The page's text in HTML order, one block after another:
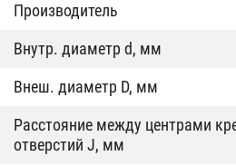
Производитель
Внутр. диаметр d, мм
Внеш. диаметр D, мм
Расстояние между центрами
отверстий J, мм